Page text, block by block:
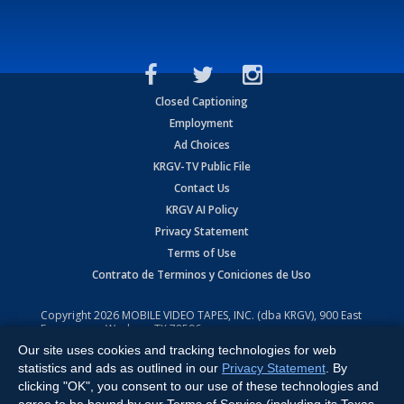
Closed Captioning
Employment
Ad Choices
KRGV-TV Public File
Contact Us
KRGV AI Policy
Privacy Statement
Terms of Use
Contrato de Terminos y Coniciones de Uso
Copyright2026 MOBILE VIDEO TAPES, INC. (dba KRGV), 900 East
Expressway, Weslaco, TX 78596.
All Rights Reserved. Powered by:Ruby Shore Software
Our site uses cookies and tracking technologies for web
statistics and ads as outlined in our Privacy Statement . By
clicking "OK", you consent to our use of these technologies and